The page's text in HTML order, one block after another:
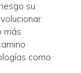
su
más
como